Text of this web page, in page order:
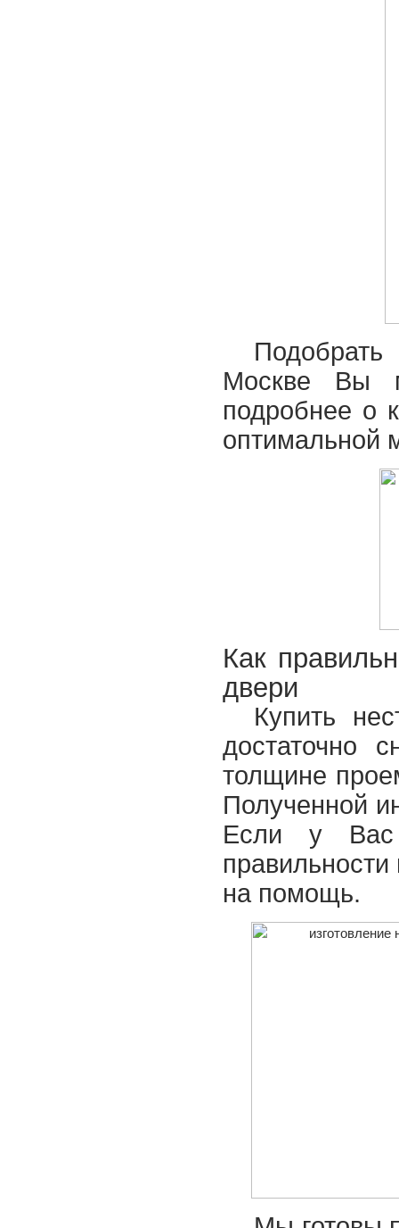
Москве Вы
подробнее о
оптимальной
Как
двери
Купить
достаточно
толщине
Полученной
Если у Вас
на помощь.